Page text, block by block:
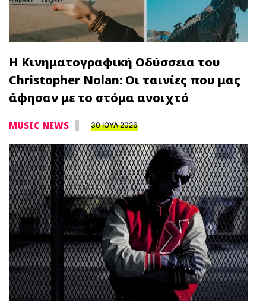
Η Κινηματογραφική Οδύσσεια του
Christopher Nolan: Οι ταινίες που μας
άφησαν με το στόμα ανοιχτό
MUSIC NEWS 30 ΙΟΥΛ 2026